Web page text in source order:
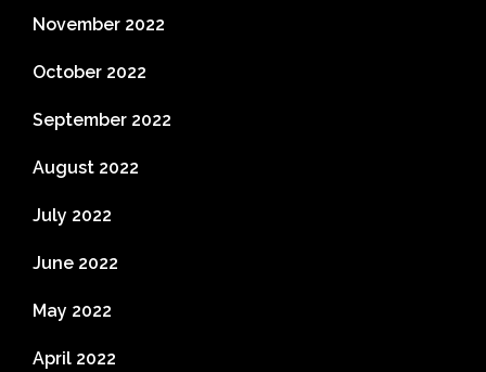
November 2022
October 2022
September 2022
August 2022
July 2022
June 2022
May 2022
April 2022